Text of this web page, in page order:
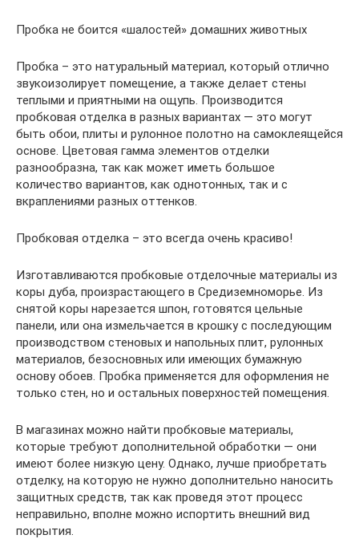
Пробка не боится «шалостей» домашних животных
Пробка – это натуральный материал, который отлично
звукоизолирует помещение, а также делает стены
теплыми и приятными на ощупь. Производится
пробковая отделка в разных вариантах — это могут
быть обои, плиты и рулонное полотно на самоклеящейся
основе. Цветовая гамма элементов отделки
разнообразна, так как может иметь большое
количество вариантов, как однотонных, так и с
вкраплениями разных оттенков.
Пробковая отделка – это всегда очень красиво!
Изготавливаются пробковые отделочные материалы из
коры дуба, произрастающего в Средиземноморье. Из
снятой коры нарезается шпон, готовятся цельные
панели, или она измельчается в крошку с последующим
производством стеновых и напольных плит, рулонных
материалов, безосновных или имеющих бумажную
основу обоев. Пробка применяется для оформления не
только стен, но и остальных поверхностей помещения.
В магазинах можно найти пробковые материалы,
которые требуют дополнительной обработки — они
имеют более низкую цену. Однако, лучше приобретать
отделку, на которую не нужно дополнительно наносить
защитных средств, так как проведя этот процесс
неправильно, вполне можно испортить внешний вид
покрытия.